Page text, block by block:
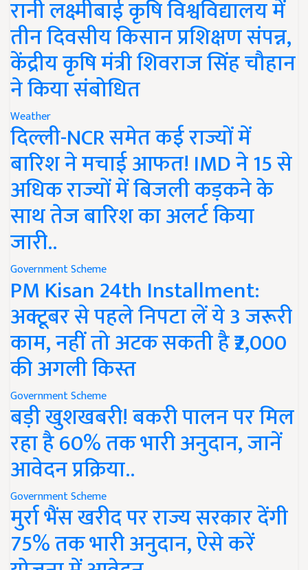
रानी लक्ष्मीबाई कृषि विश्वविद्यालय में
तीन दिवसीय किसान प्रशिक्षण संपन्न,
केंद्रीय कृषि मंत्री शिवराज सिंह चौहान
ने किया संबोधित
Weather
दिल्ली-NCR समेत कई राज्यों में
बारिश ने मचाई आफत! IMD ने 15 से
अधिक राज्यों में बिजली कड़कने के
साथ तेज बारिश का अलर्ट किया
जारी..
Government Scheme
PM Kisan 24th Installment:
अक्टूबर से पहले निपटा लें ये 3 जरूरी
काम, नहीं तो अटक सकती है ₹2,000
की अगली किस्त
Government Scheme
बड़ी खुशखबरी! बकरी पालन पर मिल
रहा है 60% तक भारी अनुदान, जानें
आवेदन प्रक्रिया..
Government Scheme
मुर्रा भैंस खरीद पर राज्य सरकार देंगी
75% तक भारी अनुदान, ऐसे करें